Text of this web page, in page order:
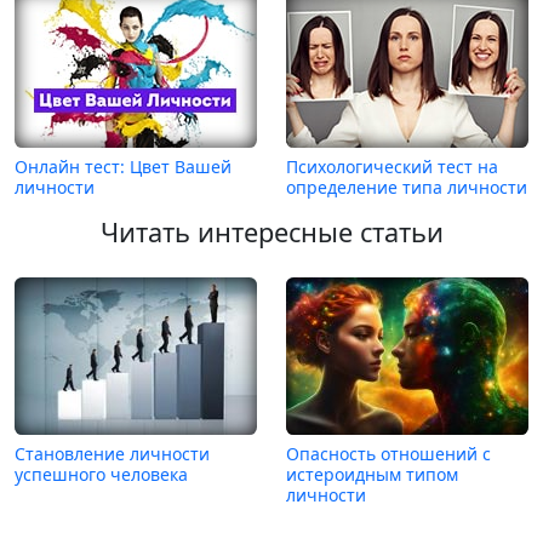
Онлайн тест: Цвет Вашей
личности
Психологический тест на
определение типа личности
Читать интересные статьи
Становление личности
успешного человека
Опасность отношений с
истероидным типом
личности